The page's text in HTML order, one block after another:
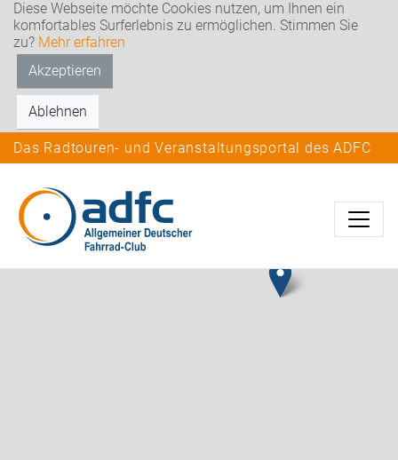
Diese Webseite möchte Cookies nutzen, um Ihnen ein
komfortables Surferlebnis zu ermöglichen. Stimmen Sie
zu? Mehr erfahren
Akzeptieren
Ablehnen
Das Radtouren- und Veranstaltungsportal des ADFC